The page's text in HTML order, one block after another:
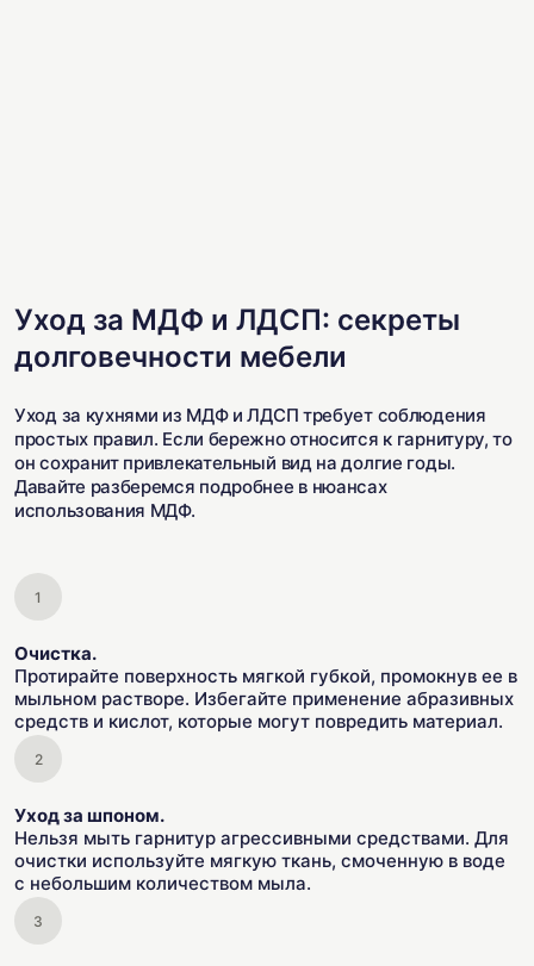
Уход за МДФ и ЛДСП: секреты
долговечности мебели
Уход за кухнями из МДФ и ЛДСП требует соблюдения
простых правил. Если бережно относится к гарнитуру, то
он сохранит привлекательный вид на долгие годы.
Давайте разберемся подробнее в нюансах
использования МДФ.
Очистка.
Протирайте поверхность мягкой губкой, промокнув ее в
мыльном растворе. Избегайте применение абразивных
средств и кислот, которые могут повредить материал.
Уход за шпоном.
Нельзя мыть гарнитур агрессивными средствами. Для
очистки используйте мягкую ткань, смоченную в воде
с небольшим количеством мыла.